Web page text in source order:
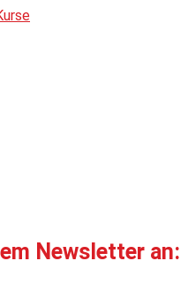
Newsletter an: